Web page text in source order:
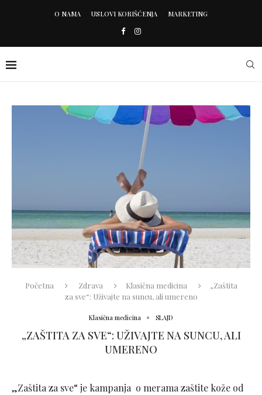
O NAMA USLOVI KORIŠĆENJA MARKETING
Početna Zdrava Klasična medicina
„Zaštita
za sve“: Uživajte na suncu, ali umereno
Klasična medicina SLAJD
„ZAŠTITA ZA SVE“: UŽIVAJTE NA SUNCU, ALI
UMERENO
„Zaštita za sve“ je kampanja o merama zaštite kože od